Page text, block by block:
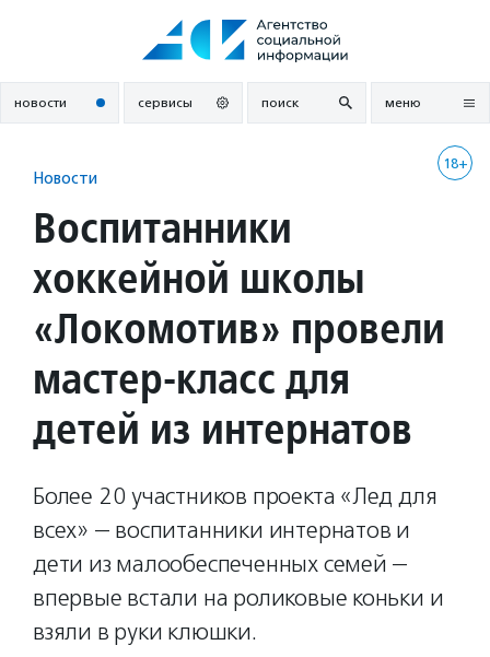
новости сервисы поиск меню
18+
Новости
Воспитанники
хоккейной школы
«Локомотив» провели
мастер-класс для
детей из интернатов
Более 20 участников проекта «Лед для
всех» — воспитанники интернатов и
дети из малообеспеченных семей —
впервые встали на роликовые коньки и
взяли в руки клюшки.